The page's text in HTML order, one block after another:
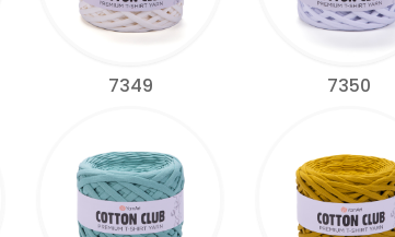
7349 7350